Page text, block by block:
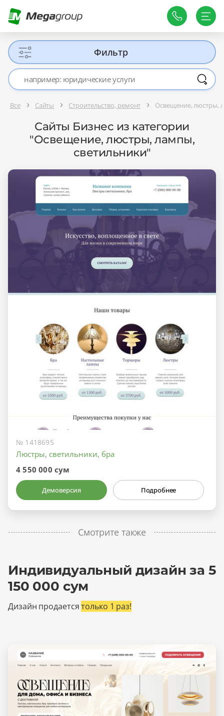
Фильтр
Все Сайты Строительство, ремонт Освещение, люстры,
Сайты Бизнес из категории
"Освещение, люстры, лампы,
светильники"
№ 1418695
Люстры, светильники, бра
4 550 000 сум
Демоверсия Подробнее
Смотрите также
Индивидуальный дизайн за 5
150 000 сум
Дизайн продаетсятолько 1 раз!